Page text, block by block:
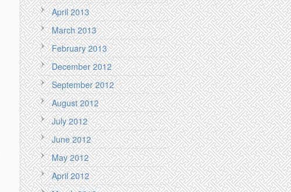
April 2013
March 2013
February 2013
December 2012
September 2012
August 2012
July 2012
June 2012
May 2012
April 2012